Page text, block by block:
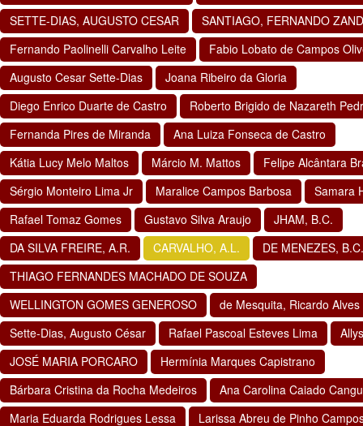
SETTE-DIAS, AUGUSTO CESAR
SANTIAGO, FERNANDO
Fernando Paolinelli Carvalho Leite
Fabio Lobato de Campos
Augusto Cesar Sette-Dias
Joana Ribeiro da Gloria
Diego Enrico Duarte de Castro
Roberto Brigido de Nazareth
Fernanda Pires de Miranda
Ana Luiza Fonseca de Castro
Kátia Lucy Melo Maltos
Márcio M. Mattos
Felipe Alcântara
Sérgio Monteiro Lima Jr
Maralice Campos Barbosa
Samara
Rafael Tomaz Gomes
Gustavo Silva Araujo
JHAM, B.C.
DA SILVA FREIRE, A.R.
CARVALHO, A.L.
DE MENEZES, B.C.
THIAGO FERNANDES MACHADO DE SOUZA
WELLINGTON GOMES GENEROSO
de Mesquita, Ricardo Alves
Sette-Dias, Augusto César
Rafael Pascoal Esteves Lima
JOSÉ MARIA PORCARO
Hermínia Marques Capistrano
Bárbara Cristina da Rocha Medeiros
Ana Carolina Caiado
Maria Eduarda Rodrigues Lessa
Larissa Abreu de Pinho